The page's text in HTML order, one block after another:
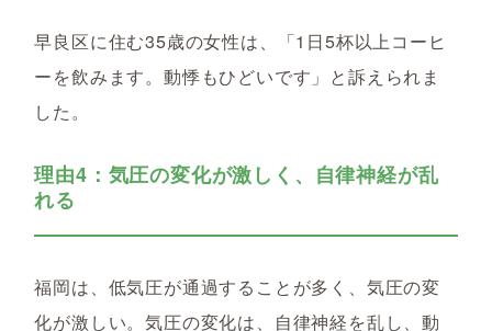
早良区に住む35歳の女性は、「1日5杯以上コーヒ
ーを飲みます。動悸もひどいです」と訴えられま
した。
理由4：気圧の変化が激しく、自律神経が乱
れる
福岡は、低気圧が通過することが多く、気圧の変
化が激しい。気圧の変化は、自律神経を乱し、動